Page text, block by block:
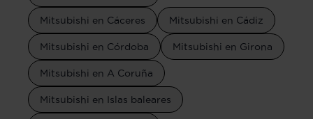
Mitsubishi en Cáceres Mitsubishi en Cádiz
Mitsubishi en Córdoba Mitsubishi en Girona
Mitsubishi en A Coruña
Mitsubishi en Islas baleares